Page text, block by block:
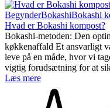
BegynderBokashiBokashi
Hvad er Bokashi kompost?
Bokashi-metoden: Den
køkkenaffald Et ansvarligt
leve på en måde, hvor vi
vigtig forudsætning for at
Læs mere